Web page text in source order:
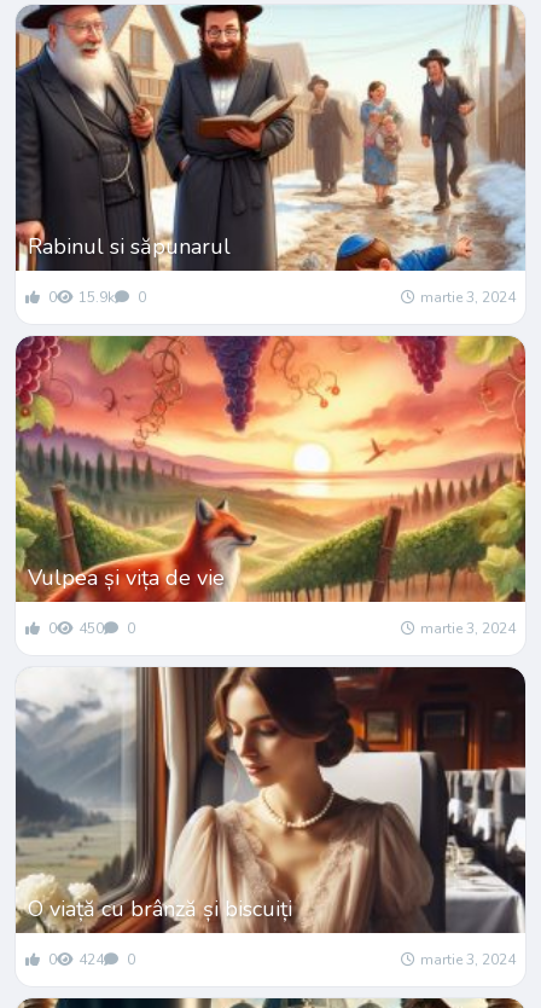
Rabinul si săpunarul
0 15.9k 0 martie 3, 2024
Vulpea și vița de vie
0 450 0 martie 3, 2024
O viață cu brânză și biscuiți
0 424 0 martie 3, 2024